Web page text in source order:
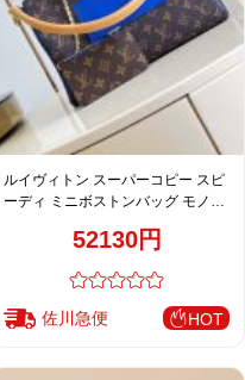
ルイヴィトン スーパーコピー スピ
ーディ ミニボストンバッグ モノグ
52130円
佐川急便 HOT